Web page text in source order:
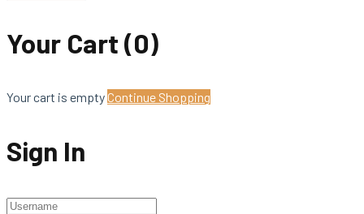
Your Cart (0)
Your cart is emptyContinue Shopping
Sign In